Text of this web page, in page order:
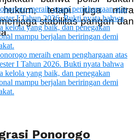
tetapi juga mitra
stabilitas pangan dan
Ponorogo